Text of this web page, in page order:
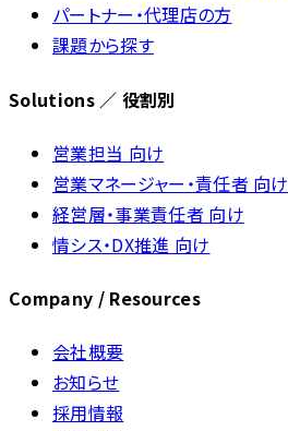
パートナー・代理店の方
課題から探す
Solutions ／ 役割別
営業担当 向け
営業マネージャー・責任者 向け
経営層・事業責任者 向け
情シス・DX推進 向け
Company / Resources
会社概要
お知らせ
採用情報